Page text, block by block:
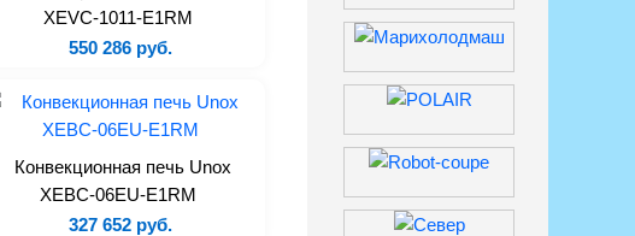
XEVC-1011-E1RM
550 286 руб.
Конвекционная печь Unox
XEBC-06EU-E1RM
327 652 руб.